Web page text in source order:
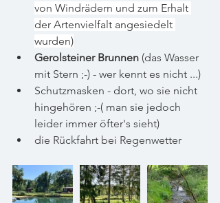
von Windrädern und zum Erhalt
der Artenvielfalt angesiedelt
wurden)
Gerolsteiner Brunnen (das Wasser
mit Stern ;-) - wer kennt es nicht ...)
Schutzmasken - dort, wo sie nicht
hingehören ;-( man sie jedoch
leider immer öfter's sieht)
die Rückfahrt bei Regenwetter